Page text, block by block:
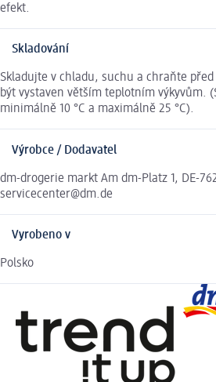
efekt.
Skladování
Skladujte v chladu, suchu a chraňte
být vystaven větším teplotním výkyvům.
minimálně 10 °C a maximálně 25 °C).
Výrobce / Dodavatel
dm-drogerie markt Am dm-Platz 1, DE-
servicecenter@dm.de
Vyrobeno v
Polsko